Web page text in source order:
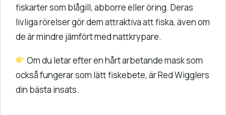
fiskarter som blågill, abborre eller öring. Deras
livliga rörelser gör dem attraktiva att fiska, även om
de är mindre jämfört med nattkrypare.
Om du letar efter en hårt arbetande mask som
också fungerar som lätt fiskebete, är Red Wigglers
din bästa insats.